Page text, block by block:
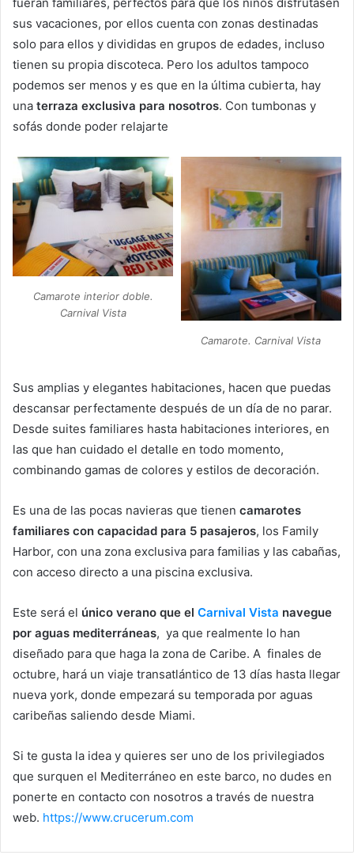
sus vacaciones, por ellos cuenta con zonas destinadas
solo para ellos y divididas en grupos de edades, incluso
tienen su propia discoteca. Pero los adultos tampoco
podemos ser menos y es que en la última cubierta, hay
una terraza exclusiva para nosotros. Con tumbonas y
sofás donde poder relajarte
Camarote interior doble.
Carnival Vista
Camarote. Carnival Vista
Sus amplias y elegantes habitaciones, hacen que puedas
descansar perfectamente después de un día de no parar.
Desde suites familiares hasta habitaciones interiores, en
las que han cuidado el detalle en todo momento,
combinando gamas de colores y estilos de decoración.
Es una de las pocas navieras que tienen camarotes
familiares con capacidad para 5 pasajeros, los Family
Harbor, con una zona exclusiva para familias y las cabañas,
con acceso directo a una piscina exclusiva.
Este será el único verano que el Carnival Vista navegue
por aguas mediterráneas, ya que realmente lo han
diseñado para que haga la zona de Caribe. A finales de
octubre, hará un viaje transatlántico de 13 días hasta llegar
nueva york, donde empezará su temporada por aguas
caribeñas saliendo desde Miami.
Si te gusta la idea y quieres ser uno de los privilegiados
que surquen el Mediterráneo en este barco, no dudes en
ponerte en contacto con nosotros a través de nuestra
web. https://www.crucerum.com